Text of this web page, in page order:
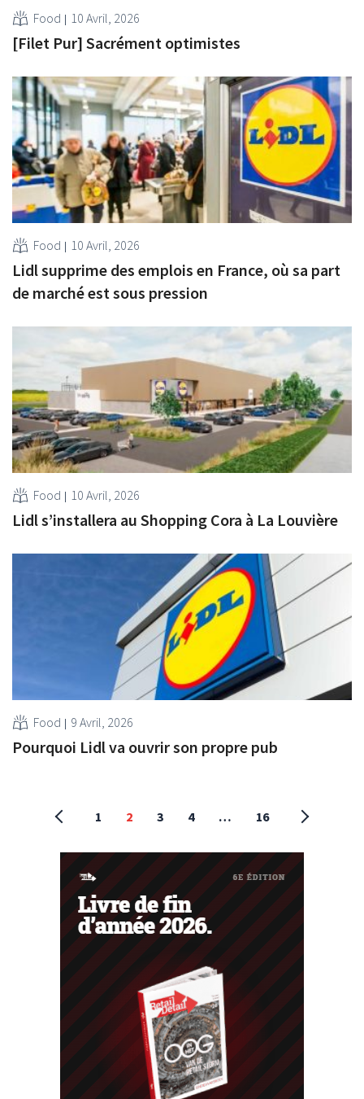
Food 10 Avril, 2026
[Filet Pur] Sacrément optimistes
Food 10 Avril, 2026
Lidl supprime des emplois en France, où sa part
de marché est sous pression
Food 10 Avril, 2026
Lidl s’installera au Shopping Cora à La Louvière
Food 9 Avril, 2026
Pourquoi Lidl va ouvrir son propre pub
1 2 3 4 … 16